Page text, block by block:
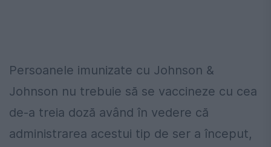
Persoanele imunizate cu Johnson &
Johnson nu trebuie să se vaccineze cu cea
de-a treia doză având în vedere că
administrarea acestui tip de ser a început,